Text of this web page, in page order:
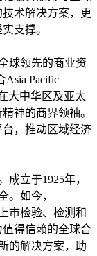
术解决方案，更
支撑。
球领先的商业资
Asia Pacific
大中华区及亚太
神的商界领袖。
，推动区域经济
立于1925年，
。如今，
市检验、检测和
得信赖的全球合
的解决方案，助